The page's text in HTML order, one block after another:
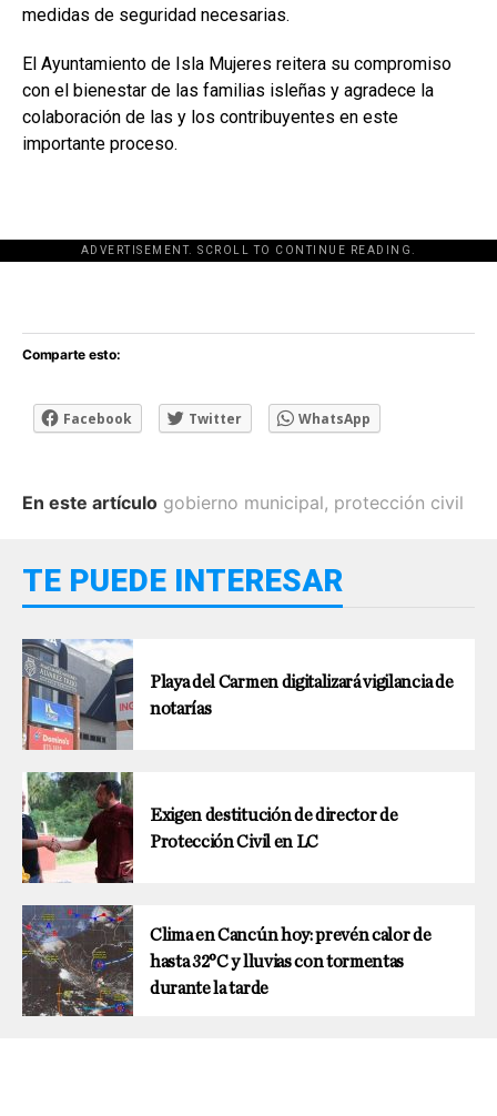
medidas de seguridad necesarias.
El Ayuntamiento de Isla Mujeres reitera su compromiso
con el bienestar de las familias isleñas y agradece la
colaboración de las y los contribuyentes en este
importante proceso.
ADVERTISEMENT. SCROLL TO CONTINUE READING.
[adsforwp id="243463"]
Comparte esto:
Facebook Twitter WhatsApp
En este artículo gobierno municipal, protección civil
TE PUEDE INTERESAR
Playa del Carmen digitalizará vigilancia de
notarías
Exigen destitución de director de
Protección Civil en LC
Clima en Cancún hoy: prevén calor de
hasta 32°C y lluvias con tormentas
durante la tarde